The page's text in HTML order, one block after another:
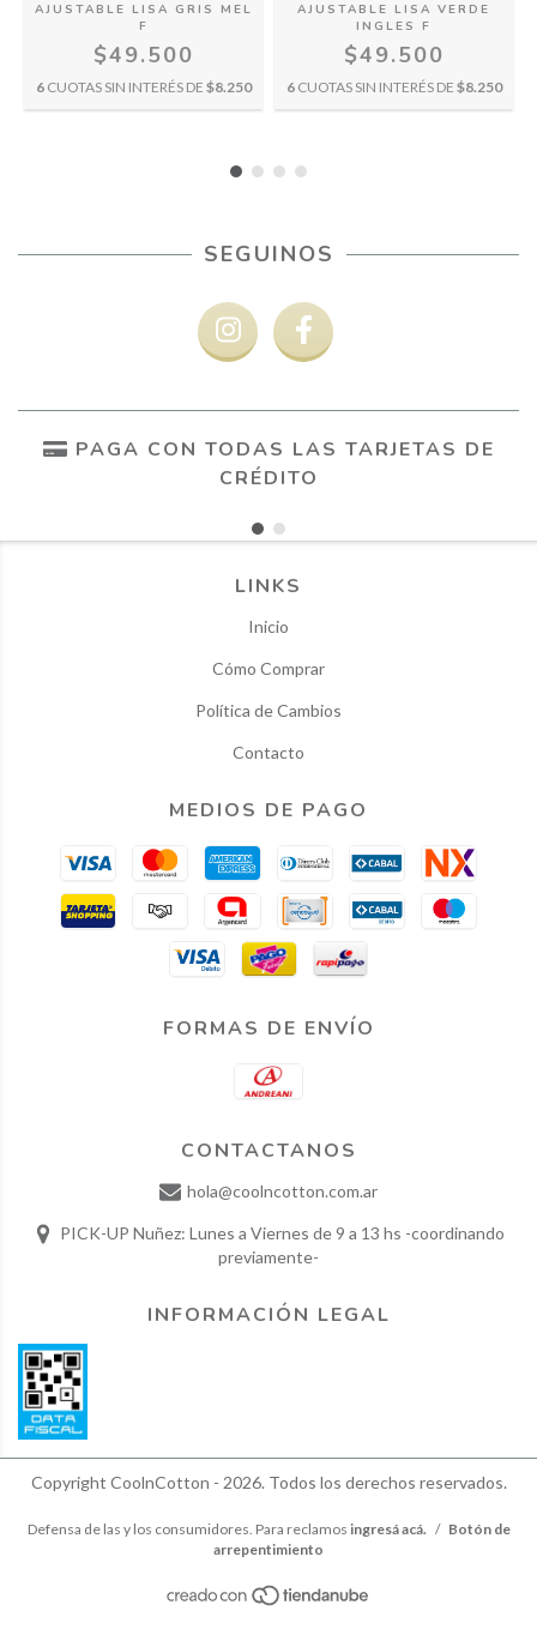
AJUSTABLE LISA GRIS MEL
F
$49.500
6 CUOTAS SIN INTERÉS DE $8.250
AJUSTABLE LISA VERDE
INGLES F
$49.500
6 CUOTAS SIN INTERÉS DE $8.250
SEGUINOS
PAGA CON TODAS LAS TARJETAS DE
CRÉDITO
LINKS
Inicio
Cómo Comprar
Política de Cambios
Contacto
MEDIOS DE PAGO
FORMAS DE ENVÍO
CONTACTANOS
hola@coolncotton.com.ar
PICK-UP Nuñez: Lunes a Viernes de 9 a 13 hs -coordinando
previamente-
INFORMACIÓN LEGAL
Copyright CoolnCotton - 2026. Todos los derechos reservados.
Defensa de las y los consumidores. Para reclamos ingresá acá. / Botón de
arrepentimiento